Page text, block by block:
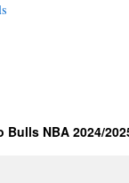
NBA 2024/